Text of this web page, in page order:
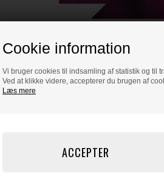
Cookie information
Vi bruger cookies til indsamling af statistik og til
Ved at klikke videre, accepterer du brugen af
Læs mere